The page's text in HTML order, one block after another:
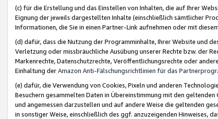
(c) für die Erstellung und das Einstellen von Inhalten, die auf Ihrer
Eignung der jeweils dargestellten Inhalte (einschließlich sämtlicher
Informationen, die Sie in einen Partner-Link aufnehmen oder mit
(d) dafür, dass die Nutzung der Programminhalte, Ihrer Website und
Verletzung oder missbräuchliche Ausübung unserer Rechte bzw. der
Markenrechte, Datenschutzrechte, Veröffentlichungsrechte oder
Einhaltung derAmazon Anti-Fälschungsrichtlinien für das
(e) dafür, die Verwendung von Cookies, Pixeln und anderen
Besuchern gesammelten Daten in Übereinstimmung mit den
und angemessen darzustellen und auf andere Weise die geltenden
in sonstiger Weise, einschließlich des ggf. anzuzeigenden Hinweises,